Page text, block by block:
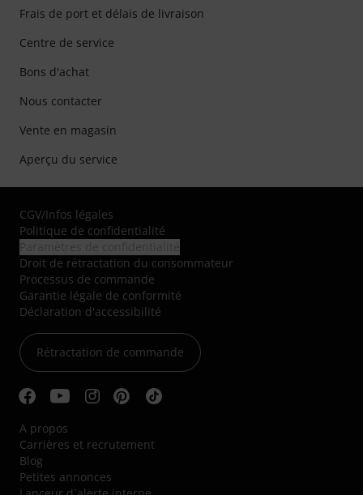
Frais de port et délais de livraison
Centre de service
Bons d'achat
Nous contacter
Vente en magasin
Aperçu du service
CGV/Infos légales
Politique de confidentialité
Droit de rétractation du consommateur
Processus de commande
Garantie légale de conformité
Déclaration d'accessibilité
Rétractation de commande
A propos
Carrières et recrutement
Blog
Petites annonces